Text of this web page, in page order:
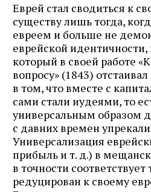
Еврей стал сводиться к
существу лишь тогда,
евреем и больше не
еврейской
который в своей работе
вопросу» (1843)
в том, что вместе с
сами стали иудеями, то
универсальным образом
с давних времен
Универсализация
прибыль и т. д.) в
в точности
редуцирован к своему
Журнал
Подпишитесь на рассылку
самые интересные публикации